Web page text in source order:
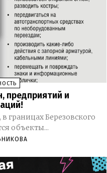
предприятий и
Березовского
объекты...